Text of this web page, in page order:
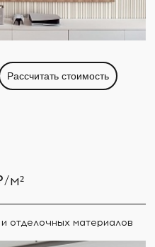
Рассчитать стоимость
м²
отделочных материалов